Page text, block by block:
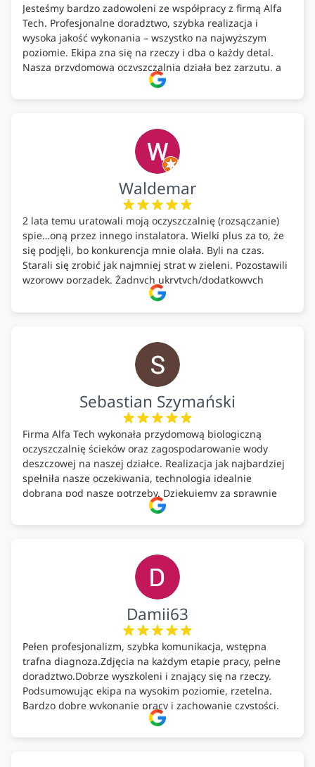
Jesteśmy bardzo zadowoleni ze współpracy z firmą Alfa
Tech. Profesjonalne doradztwo, szybka realizacja i
wysoka jakość wykonania – wszystko na najwyższym
poziomie. Ekipa zna się na rzeczy i dba o każdy detal.
Nasza przydomowa oczyszczalnia działa bez zarzutu, a
całość została wykonana zgodnie z terminem i
ustaleniami. Z czystym sumieniem polecamy Alfa Tech
ekologicznych rozwiązań!🍀
Waldemar
2 lata temu uratowali moją oczyszczalnię (rozsączanie)
spie…oną przez innego instalatora. Wielki plus za to, że
się podjęli, bo konkurencja mnie olała. Byli na czas.
Starali się zrobić jak najmniej strat w zieleni. Pozostawili
wzorowy porządek. Żadnych ukrytych/dodatkowych
kosztów. Zaskoczenie. Kontakt bardzo OK. Obsługa
pomontażowa również OK. A ich środki do oczyszczalni –
Sebastian Szymański
Firma Alfa Tech wykonała przydomową biologiczną
oczyszczalnię ścieków oraz zagospodarowanie wody
deszczowej na naszej działce. Realizacja jak najbardziej
spełniła nasze oczekiwania, technologia idealnie
dobrana pod nasze potrzeby. Dziękujemy za sprawnie
wykonany montaż w świetnej atmosferze! Polecam!
Damii63
Pełen profesjonalizm, szybka komunikacja, wstępna
trafna diagnoza.Zdjęcia na każdym etapie pracy, pełne
doradztwo.Dobrze wyszkoleni i znający się na rzeczy.
Podsumowując ekipa na wysokim poziomie, rzetelna.
Bardzo dobre wykonanie pracy i zachowanie czystości.